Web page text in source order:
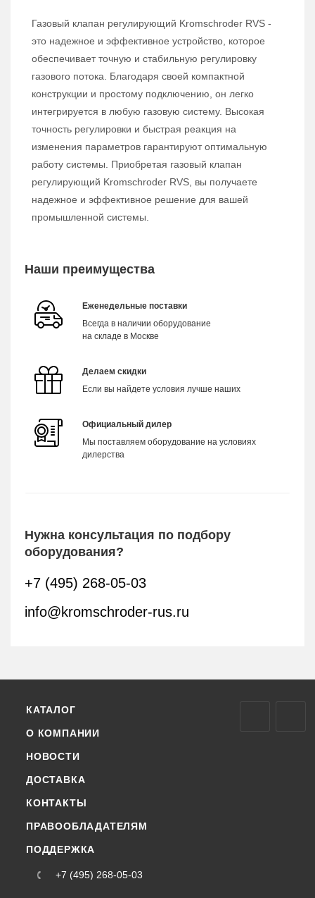
Газовый клапан регулирующий Kromschroder RVS -
это надежное и эффективное устройство, которое
обеспечивает точную и стабильную регулировку
газового потока. Благодаря своей компактной
конструкции и простому подключению, он легко
интегрируется в любую газовую систему. Высокая
точность регулировки и быстрая реакция на
изменения параметров гарантируют оптимальную
работу системы. Приобретая газовый клапан
регулирующий Kromschroder RVS, вы получаете
надежное и эффективное решение для вашей
промышленной системы.
Наши преимущества
Еженедельные поставки
Всегда в наличии оборудование
на складе в Москве
Делаем скидки
Если вы найдете условия лучше наших
Официальный дилер
Мы поставляем оборудование на условиях
дилерства
Нужна консультация по подбору
оборудования?
+7 (495) 268-05-03
info@kromschroder-rus.ru
КАТАЛОГ
О КОМПАНИИ
НОВОСТИ
ДОСТАВКА
КОНТАКТЫ
ПРАВООБЛАДАТЕЛЯМ
ПОДДЕРЖКА
+7 (495) 268-05-03